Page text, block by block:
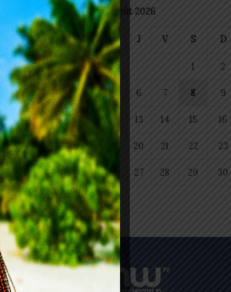
août 2026
L M M J V S D
1 2
3 4 5 6 7 8 9
10 11 12 13 14 15 16
17 18 20 21 22 23
24 25 26 27 28 29 30
31
« Juil